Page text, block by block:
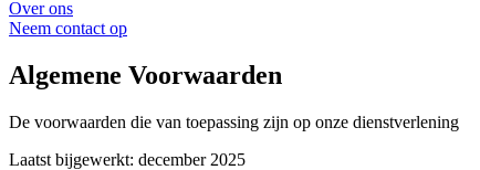
Over ons
Neem contact op
Algemene Voorwaarden
De voorwaarden die van toepassing zijn op onze dienstverlening
Laatst bijgewerkt: december 2025